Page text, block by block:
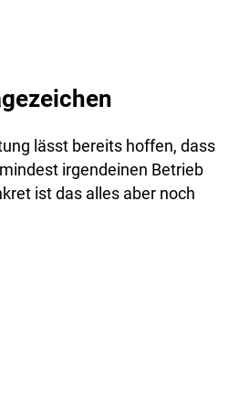
lässt bereits hoffen, dass
irgendeinen Betrieb
ist das alles aber noch